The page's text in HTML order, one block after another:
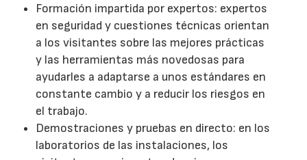
Formación impartida por expertos: expertos
en seguridad y cuestiones técnicas orientan
a los visitantes sobre las mejores prácticas
y las herramientas más novedosas para
ayudarles a adaptarse a unos estándares en
constante cambio y a reducir los riesgos en
el trabajo.
Demostraciones y pruebas en directo: en los
laboratorios de las instalaciones, los